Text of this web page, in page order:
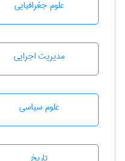
علوم جغرافيايی
مديريت اجرايی
علوم سياسی